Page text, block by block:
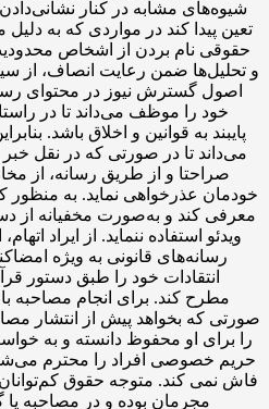
شیوه‌های مشابه در کنار
تعین پیدا کند در مواردی که به دلیل
حقوقی نام بردن از اشخاص محدودیت
و تحلیل‌ها ضمن رعایت انصاف، از
اصول گسترش نیوز در محتوای
خود را موظف می‌داند تا در
پایبند به قوانین و اخلاق باشد.
می‌داند تا در صورتی که در نقل خبر
صراحتا و از طریق رسانه، از
خودمان عذرخواهی نماید. به منظور
معرفی کند و به‌صورت مخفیانه از
ویدئو استفاده ننماید. از ایراد
رسانه‌های قانونی به ‌ویژه
انتقادات‌ خود را طبق دستور
مطرح کند. برای انجام مصاحبه
صورتی که بخواهد پیش از انتشار
را برای او محفوظ دانسته و به
حریم خصوصی افراد را محترم
فاش نمی کند. متوجه حقوق
مجرمان بوده و در مصاحبه یا